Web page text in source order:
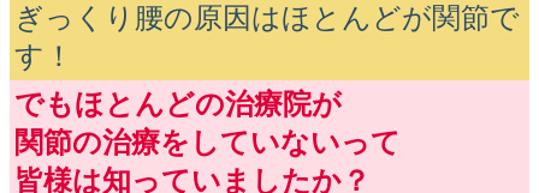
ぎっくり腰の原因はほとんどが関節で
す！
でもほとんどの治療院が
関節の治療をしていないって
皆様は知っていましたか？